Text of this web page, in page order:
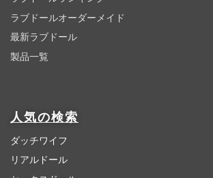
ラブドールオーダーメイド
最新ラブドール
製品一覧
人気の検索
ダッチワイフ
リアルドール